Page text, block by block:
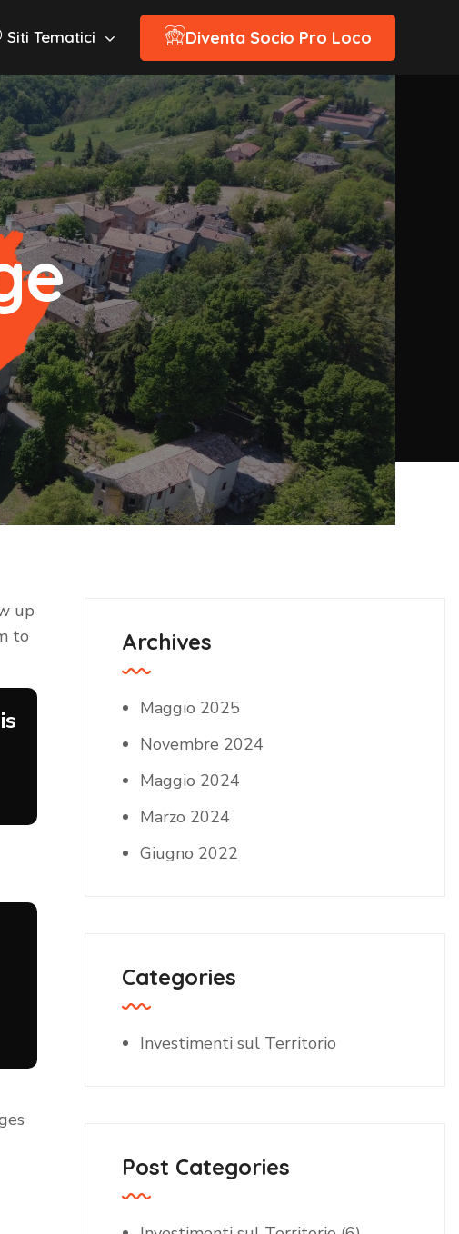
Siti Tematici Diventa Socio Pro Loco
up
to
Archives
Maggio 2025
Novembre 2024
Maggio 2024
Marzo 2024
Giugno 2022
Categories
Investimenti sul Territorio
Post Categories